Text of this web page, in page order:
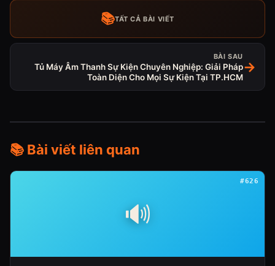
📚TẤT CẢ BÀI VIẾT
BÀI SAU
Tủ Máy Âm Thanh Sự Kiện Chuyên Nghiệp: Giải Pháp
Toàn Diện Cho Mọi Sự Kiện Tại TP.HCM
→
📚 Bài viết liên quan
🔊
#626